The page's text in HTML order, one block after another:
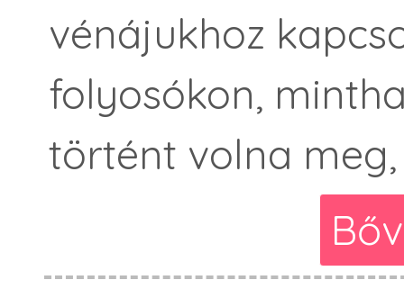
vénájukhoz
folyosókon,
történt volna